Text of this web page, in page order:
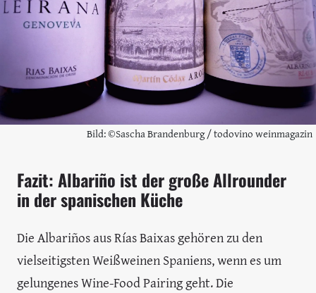
Bild: ©Sascha Brandenburg / todovino weinmagazin
Fazit: Albariño ist der große Allrounder
in der spanischen Küche
Die Albariños aus Rías Baixas gehören zu den
vielseitigsten Weißweinen Spaniens, wenn es um
gelungenes Wine-Food Pairing geht. Die